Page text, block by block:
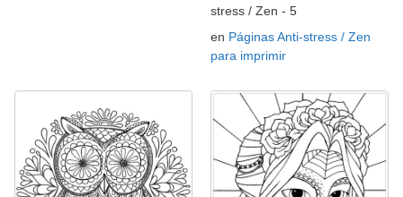
stress / Zen - 5
en Páginas Anti-stress / Zen
para imprimir